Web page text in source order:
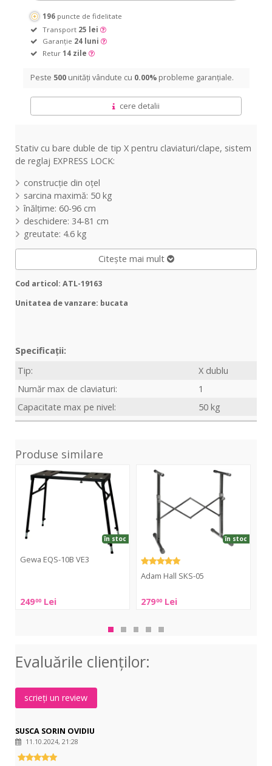
196 puncte de fidelitate
Transport 25 lei
Garanție 24 luni
Retur 14 zile
Peste 500 unități vândute cu 0.00% probleme garanțiale.
cere detalii
Stativ cu bare duble de tip X pentru claviaturi/clape, sistem
de reglaj EXPRESS LOCK:
construcție din oțel
sarcina maximă: 50 kg
înălțime: 60-96 cm
deschidere: 34-81 cm
greutate: 4.6 kg
Citește mai mult
Cod articol: ATL-19163
Unitatea de vanzare: bucata
Specificații:
Tip:
X dublu
Număr max de claviaturi:
1
Capacitate max pe nivel:
50 kg
Produse similare
VE3
Gewa EQS-10B VE3
24900 Lei
în stoc
EQS-
Adam Hall SKS-05
27900 Lei
în stoc
Adam
SKS-
Evaluările clienţilor:
scrieți un review
SUSCA SORIN OVIDIU
11.10.2024, 21:28